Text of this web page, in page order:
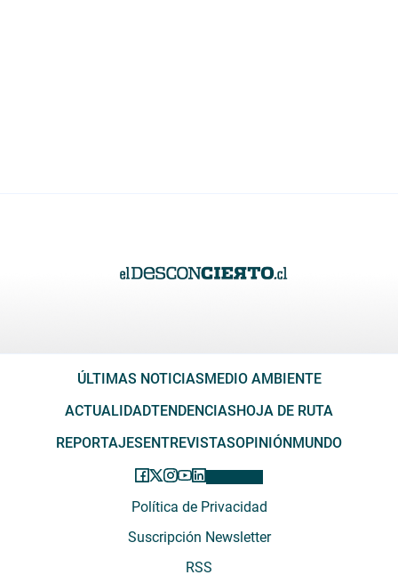
ÚLTIMAS NOTICIAS MEDIO AMBIENTE
ACTUALIDADTENDENCIAS HOJA DE RUTA
REPORTAJES ENTREVISTASOPINIÓN MUNDO
Política de Privacidad
Suscripción Newsletter
RSS